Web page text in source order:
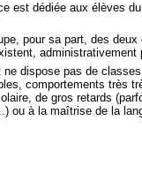
est dédiée aux élèves
pour sa part, des
ne dispose pas de
comportements très
de gros retards
ou à la maîtrise de la